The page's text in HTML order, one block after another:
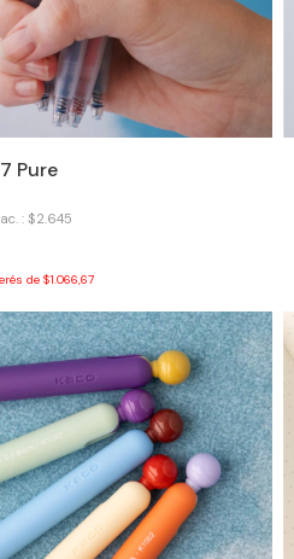
Pure
: $2.645
de $1.066,67